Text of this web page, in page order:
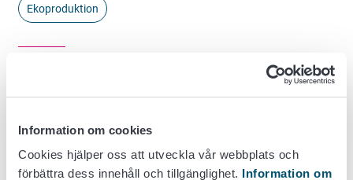
Information om cookies
Cookies hjälper oss att utveckla vår webbplats och
förbättra dess innehåll och tillgänglighet. Information om
Ekoproduktion
alltid minst 48 timmar
Första sidan Teman
Ekoproduktion